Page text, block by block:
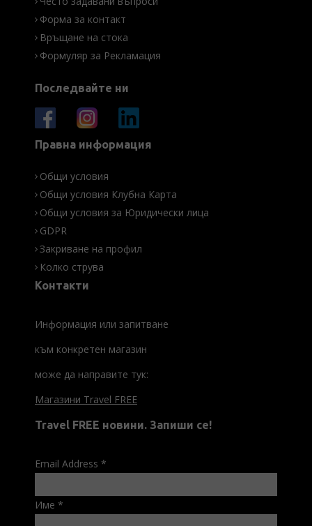
Форма за контакт
Връщане на стока
Формуляр за Рекламация
Последвайте ни
Правна информация
Общи условия
Общи условия Клубна Карта
Общи условия за Юридически лица
GDPR
Закриване на профил
Колко струва
Контакти
Информация или запитване
към конкретен магазин
може да направите тук:
Магазини Travel FREE
Travel FREE новини. Запиши се!
Email Address *
Име *